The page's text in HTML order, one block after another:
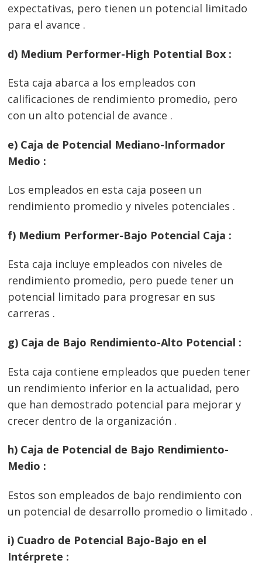
expectativas, pero tienen un potencial limitado
para el avance .
d) Medium Performer-High Potential Box :
Esta caja abarca a los empleados con
calificaciones de rendimiento promedio, pero
con un alto potencial de avance .
e) Caja de Potencial Mediano-Informador
Medio :
Los empleados en esta caja poseen un
rendimiento promedio y niveles potenciales .
f) Medium Performer-Bajo Potencial Caja :
Esta caja incluye empleados con niveles de
rendimiento promedio, pero puede tener un
potencial limitado para progresar en sus
carreras .
g) Caja de Bajo Rendimiento-Alto Potencial :
Esta caja contiene empleados que pueden tener
un rendimiento inferior en la actualidad, pero
que han demostrado potencial para mejorar y
crecer dentro de la organización .
h) Caja de Potencial de Bajo Rendimiento-
Medio :
Estos son empleados de bajo rendimiento con
un potencial de desarrollo promedio o limitado .
i) Cuadro de Potencial Bajo-Bajo en el
Intérprete :